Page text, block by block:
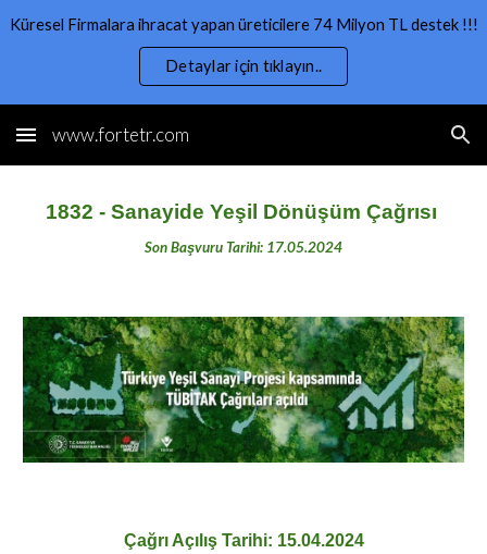
Skip to navigation
Küresel Firmalara ihracat yapan üreticilere 74 Milyon TL destek !!!
Detaylar için tıklayın..
www.fortetr.com
1832 - Sanayide Yeşil Dönüşüm Çağrısı
Son Başvuru Tarihi: 17.05.2024
Çağrı Açılış Tarihi: 15.04.2024